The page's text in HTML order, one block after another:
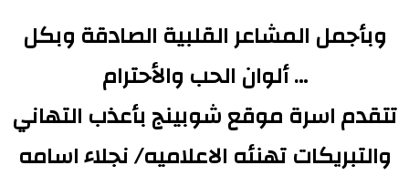
وبأجمل المشاعر القلبية الصادقة وبكل
ألوان الحب والأحترام …
تتقدم اسرة موقع شوبينج بأعذب التهاني
والتبريكات تهنئه الاعلاميه/ نجلاء اسامه